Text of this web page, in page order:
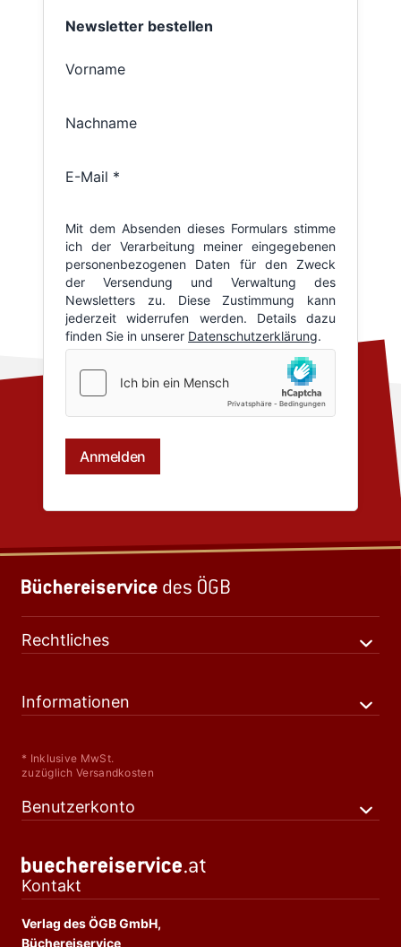
Rechtliches
Informationen
* Inklusive MwSt.
zuzüglich Versandkosten
Benutzerkonto
Kontakt
Verlag des ÖGB GmbH,
Büchereiservice